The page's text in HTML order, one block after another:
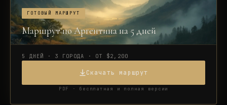
ГОТОВЫЙ МАРШРУТ
Маршрут по Аргентина на 5 дней
5 ДНЕЙ · 3 ГОРОДА · ОТ $2,200
Скачать маршрут
PDF · бесплатная и полная версии